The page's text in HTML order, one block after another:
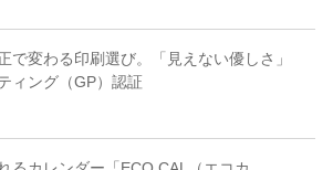
で変わる印刷選び。「見えない優しさ」
ィング（GP）認証